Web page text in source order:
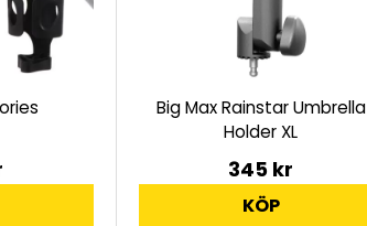
Big Max Rainstar Umbrella
Holder XL
345 kr
KÖP